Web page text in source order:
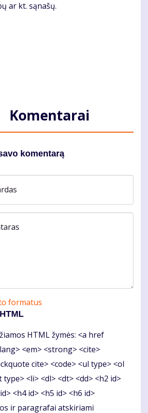
ar kt. sąnašų.
Komentarai
komentarą
formatus
HTML žymės: <a href
<em> <strong> <cite>
cite> <code> <ul type> <ol
type> <li> <dl> <dt> <dd> <h2 id>
<h4 id> <h5 id> <h6 id>
ir paragrafai atskiriami